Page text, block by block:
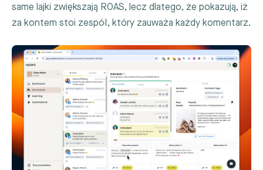
same lajki zwiększają ROAS, lecz dlatego, że pokazują, iż
za kontem stoi zespół, który zauważa każdy komentarz.